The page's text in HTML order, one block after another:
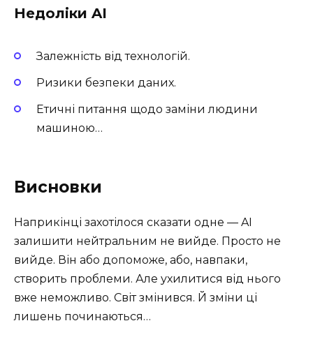
Недоліки AI
Залежність від технологій.
Ризики безпеки даних.
Етичні питання щодо заміни людини
машиною…
Висновки
Наприкінці захотілося сказати одне — AI
залишити нейтральним не вийде. Просто не
вийде. Він або допоможе, або, навпаки,
створить проблеми. Але ухилитися від нього
вже неможливо. Світ змінився. Й зміни ці
лишень починаються…